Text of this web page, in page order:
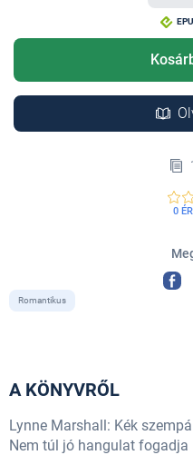
0
Romantikus
A KÖNYVRŐL
Lynne Marshall: Kék
Nem túl jó hangulat